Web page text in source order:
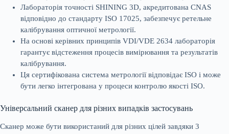
Лабораторія точності SHINING 3D, акредитована CNAS
відповідно до стандарту ISO 17025, забезпечує ретельне
калібрування оптичної метрології.
На основі керівних принципів VDI/VDE 2634 лабораторія
гарантує відстеження процесів вимірювання та результатів
калібрування.
Ця сертифікована система метрології відповідає ISO і може
бути легко інтегрована у процеси контролю якості ISO.
Універсальний сканер для різних випадків застосувань
Сканер може бути використаний для різних цілей завдяки 3